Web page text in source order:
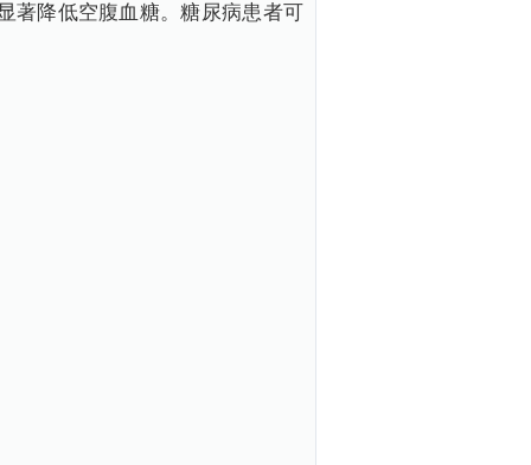
著降低空腹血糖。糖尿病患者可